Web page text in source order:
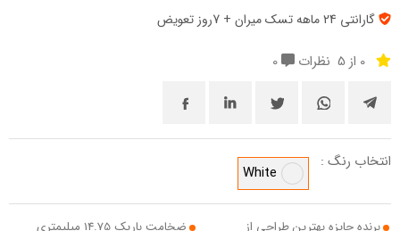
گارانتی 24 ماهه تسک میران + 7روز تعویض
0 از 5 نظرات
انتخاب رنگ :
White
برنده جایزه بهترین طراحی از
ضخامت باریک 14.75 میلیمتری